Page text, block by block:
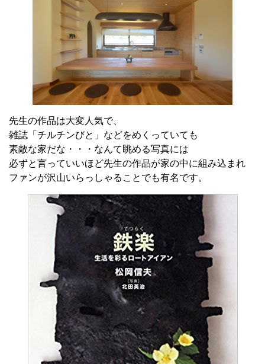
先生の作品は大変人気で、
雑誌「チルチンびと」などをめくっていても
素敵な家だな・・・なんて眺める写真には
必ずと言っていいほど先生の作品が家の中に組み込まれ
ファンが沢山いらっしゃることでも有名です。